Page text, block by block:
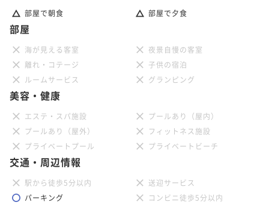
部屋で朝食 部屋で夕食
部屋
海が見える客室
夜景自慢の客室
離れ・コテージ
子供の宿泊
ルームサービス
グランピング
美容・健康
エステ・スパ施設
プールあり（屋内）
プールあり（屋外）
フィットネス施設
プライベートプール
プライベートビーチ
交通・周辺情報
駅から徒歩5分以内
送迎サービス
パーキング
コンビニ徒歩5分以内